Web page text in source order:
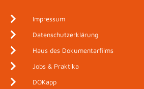
Impressum
Datenschutzerklärung
Haus des Dokumentarfilms
Jobs & Praktika
DOKapp